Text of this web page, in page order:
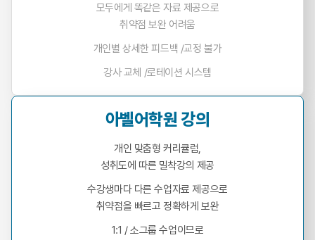
모두에게 똑같은 자료 제공으로
취약점 보완 어려움
개인별 상세한 피드백 /교정 불가
강사 교체 /로테이션 시스템
아벨어학원 강의
개인 맞춤형 커리큘럼,
성취도에 따른 밀착강의 제공
수강생마다 다른 수업자료 제공으로
취약점을 빠르고 정확하게 보완
1:1 / 소그룹 수업이므로